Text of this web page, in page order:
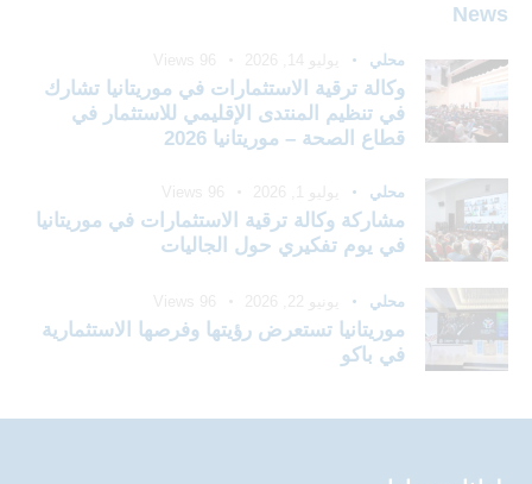
News
محلي
وكالة ترقية الاستثمارات في موريتانيا تشارك
في تنظيم المنتدى الإقليمي للاستثمار في
قطاع الصحة – موريتانيا 2026
محلي
مشاركة وكالة ترقية الاستثمارات في موريتانيا
في يوم تفكيري حول الجاليات
محلي
موريتانيا تستعرض رؤيتها وفرصها الاستثمارية
في باكو